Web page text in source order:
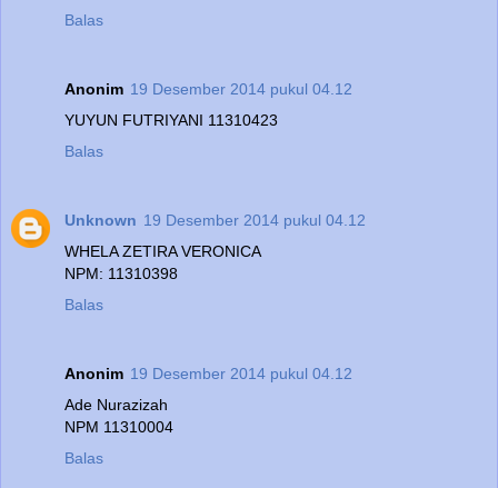
Balas
Anonim 19 Desember 2014 pukul 04.12
YUYUN FUTRIYANI 11310423
Balas
Unknown 19 Desember 2014 pukul 04.12
WHELA ZETIRA VERONICA
NPM: 11310398
Balas
Anonim 19 Desember 2014 pukul 04.12
Ade Nurazizah
NPM 11310004
Balas